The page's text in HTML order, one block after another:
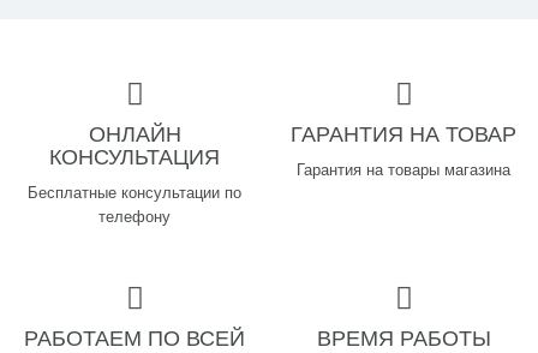
ОНЛАЙН
КОНСУЛЬТАЦИЯ
Бесплатные консультации по
телефону
ГАРАНТИЯ НА ТОВАР
Гарантия на товары магазина
РАБОТАЕМ ПО ВСЕЙ
ВРЕМЯ РАБОТЫ